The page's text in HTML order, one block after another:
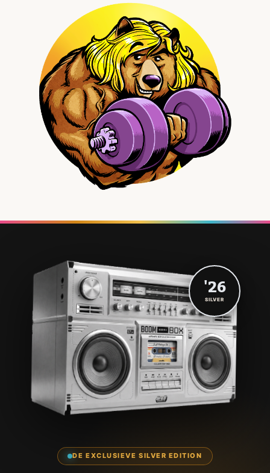
DE EXCLUSIEVE SILVER EDITION
'26
SILVER